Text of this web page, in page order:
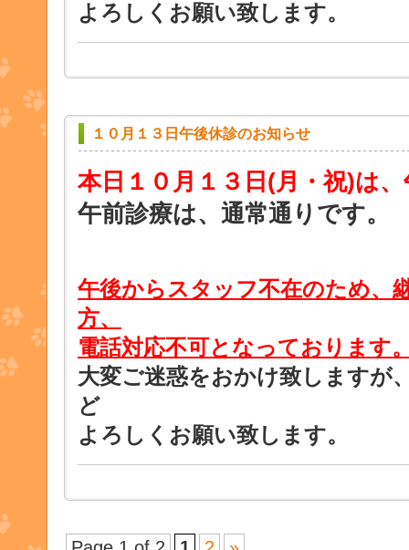
よろしくお願い致します。
１０月１３日午後休診のお知らせ
本日１０月１３日 (月・祝)は
午前診療は、通常通りです。
午後からスタッフ不在のため、
方、
電話対応不可となっております
大変ご迷惑をおかけ致しますが
ど
よろしくお願い致します。